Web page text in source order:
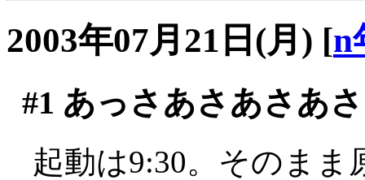
2003年07月21日(月) [n
#1 あっさあさあさあ
起動は9:30。そのまま